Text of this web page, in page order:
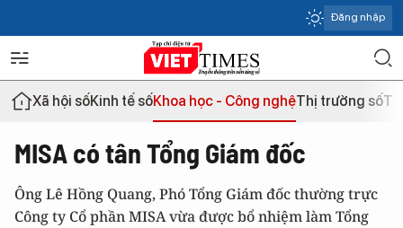
Đăng nhập
Xã hội sốKinh tế sốKhoa học - Công nghệThị trường số
MISA có tân Tổng Giám đốc
Ông Lê Hồng Quang, Phó Tổng Giám đốc thường trực
Công ty Cổ phần MISA vừa được bổ nhiệm làm Tổng